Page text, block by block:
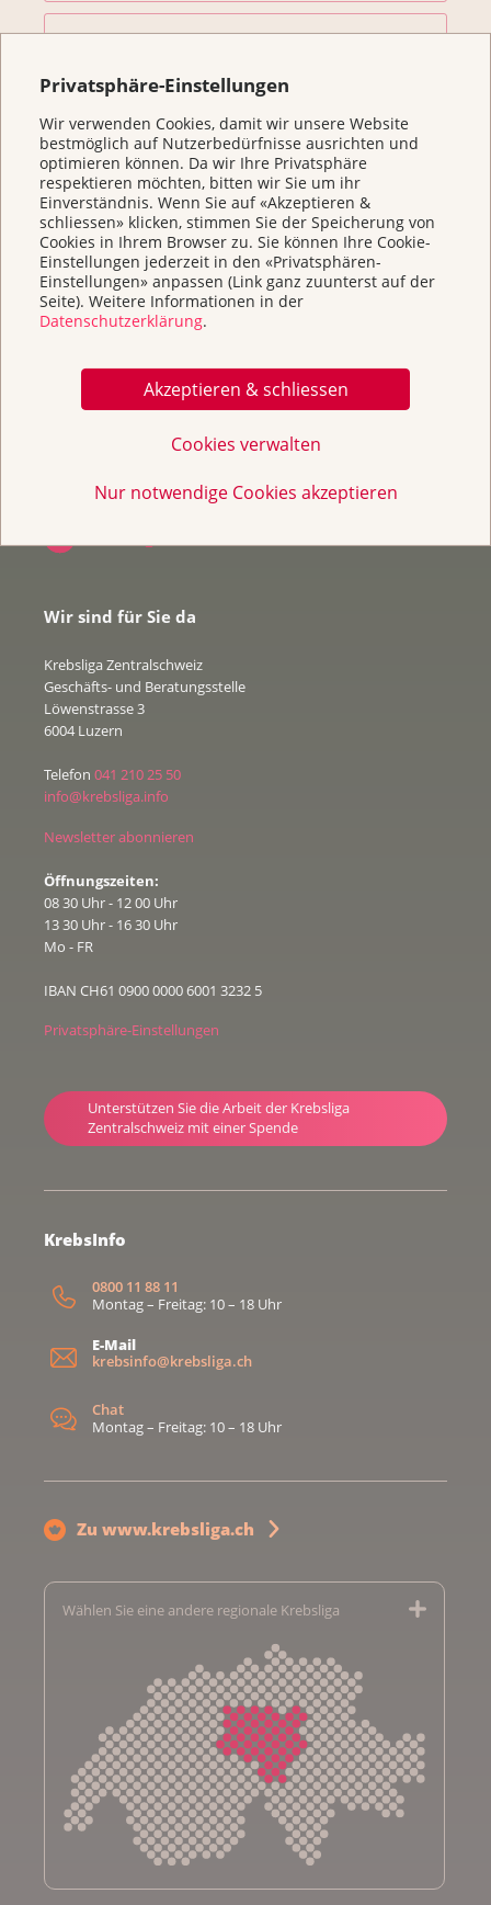
Privatsphäre-Einstellungen
Wir verwenden Cookies, damit wir unsere Website
bestmöglich auf Nutzerbedürfnisse ausrichten und
optimieren können. Da wir Ihre Privatsphäre
respektieren möchten, bitten wir Sie um ihr
Einverständnis. Wenn Sie auf «Akzeptieren &
schliessen» klicken, stimmen Sie der Speicherung von
Cookies in Ihrem Browser zu. Sie können Ihre Cookie-
Einstellungen jederzeit in den «Privatsphären-
Einstellungen» anpassen (Link ganz zuunterst auf der
Seite). Weitere Informationen in der
Datenschutzerklärung.
Akzeptieren & schliessen
Cookies verwalten
Nur notwendige Cookies akzeptieren
Prävention und Früherkennung
Helfen Sie
Kurse
Über uns & Kontakt
Broschüren / Infos & Links
Wir sind für Sie da
Krebsliga Zentralschweiz
Geschäfts- und Beratungsstelle
Löwenstrasse 3
6004 Luzern
Telefon 041 210 25 50
info@krebsliga.info
Newsletter abonnieren
Öffnungszeiten:
08 30 Uhr - 12 00 Uhr
13 30 Uhr - 16 30 Uhr
Mo - FR
IBAN CH61 0900 0000 6001 3232 5
Privatsphäre-Einstellungen
Unterstützen Sie die Arbeit der Krebsliga
Zentralschweiz mit einer Spende
KrebsInfo
0800 11 88 11
Montag – Freitag: 10 – 18 Uhr
E-Mail
krebsinfo@krebsliga.ch
Chat
Montag – Freitag: 10 – 18 Uhr
Zu www.krebsliga.ch
Wählen Sie eine andere regionale Krebsliga